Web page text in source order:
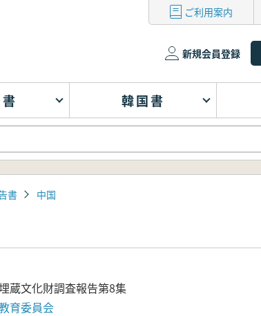
ご利用案内
新規会員登録
韓国書
書 中国
蔵文化財調査報告第8集
育委員会